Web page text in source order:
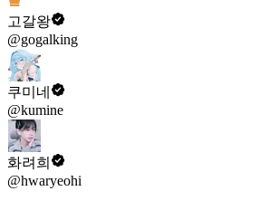
고갈왕
@gogalking
쿠미네
@kumine
화려희
@hwaryeohi